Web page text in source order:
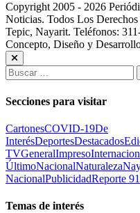
Copyright 2005 - 2026
Noticias. Todos Los Derechos
Tepic, Nayarit. Teléfonos:
Concepto, Diseño y
Buscar:
Secciones para visitar
CartonesCOVID-19De
InterésDeportesDestacados
TVGeneralImpreso
ÚltimoNacionalNaturaleza
NacionalPublicidadReporte
Temas de interés